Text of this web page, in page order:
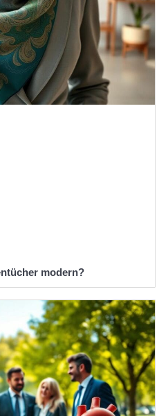
modern?